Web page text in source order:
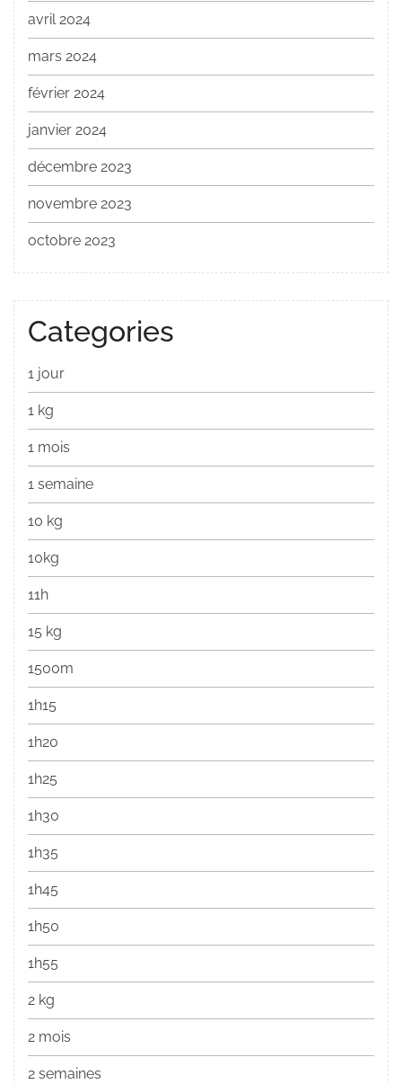
avril 2024
mars 2024
février 2024
janvier 2024
décembre 2023
novembre 2023
octobre 2023
Categories
1 jour
1 kg
1 mois
1 semaine
10 kg
10kg
11h
15 kg
1500m
1h15
1h20
1h25
1h30
1h35
1h45
1h50
1h55
2 kg
2 mois
2 semaines